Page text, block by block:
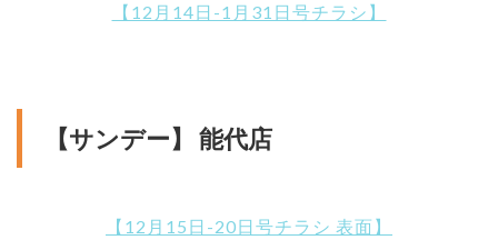
【12月14日-1月31日号チラシ】
【サンデー】 能代店
【12月15日-20日号チラシ 表面】